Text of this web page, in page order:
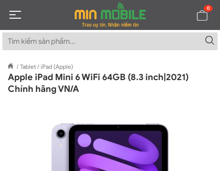
0
/ Tablet / iPad (Apple)
Apple iPad Mini 6 WiFi 64GB (8.3 inch|2021)
Chính hãng VN/A